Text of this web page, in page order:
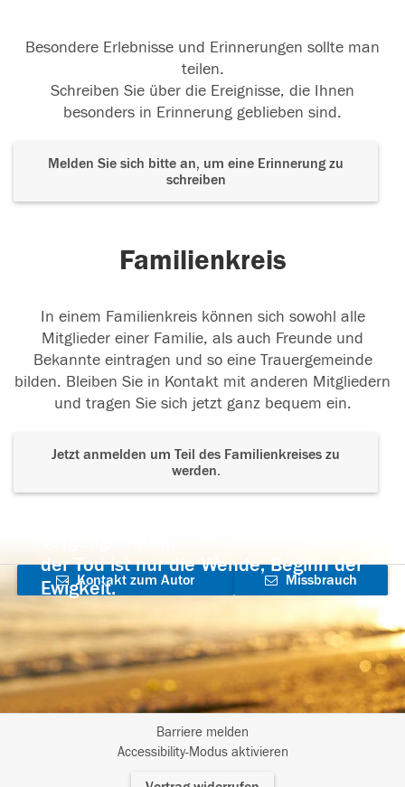
Besondere Erlebnisse und Erinnerungen sollte man
teilen.
Schreiben Sie über die Ereignisse, die Ihnen
besonders in Erinnerung geblieben sind.
Melden Sie sich bitte an, um eine Erinnerung zu
schreiben
Familienkreis
In einem Familienkreis können sich sowohl alle
Mitglieder einer Familie, als auch Freunde und
Bekannte eintragen und so eine Trauergemeinde
bilden. Bleiben Sie in Kontakt mit anderen Mitgliedern
und tragen Sie sich jetzt ganz bequem ein.
Jetzt anmelden um Teil des Familienkreises zu
werden.
der Tod ist nur die Wende, Beginn der
Ewigkeit.
Kontakt zum Autor
aufnehmen
Missbrauch
Barriere melden
Accessibility-Modus aktivieren